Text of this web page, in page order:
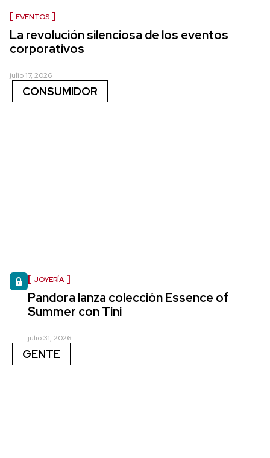
EVENTOS
La revolución silenciosa de los eventos
corporativos
julio 17, 2026
CONSUMIDOR
JOYERÍA
Pandora lanza colección Essence of
Summer con Tini
julio 31, 2026
GENTE